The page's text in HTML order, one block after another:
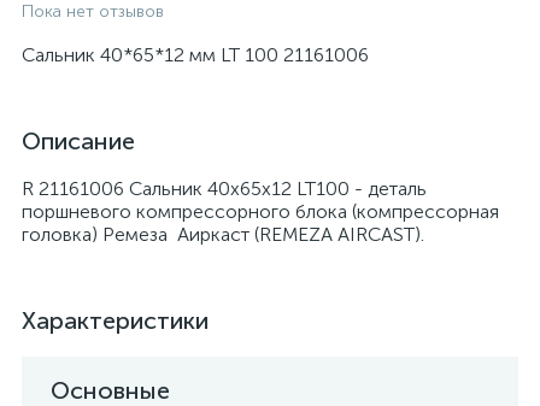
Пока нет отзывов
Сальник 40*65*12 мм LT 100 21161006
Описание
R 21161006 Сальник 40x65x12 LT100 - деталь
поршневого компрессорного блока (компрессорная
головка) Ремеза Aиркаст (REMEZA AIRCAST).
Характеристики
Основные